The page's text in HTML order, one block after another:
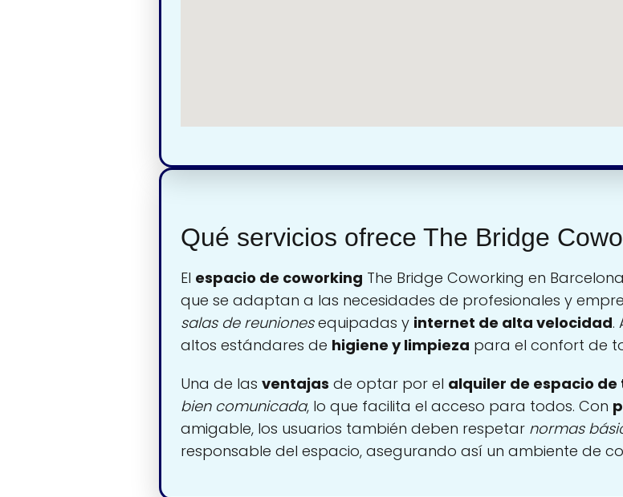
Qué servicios ofrece The Bridge
El espacio de coworking The Bridge Coworking en
que se adaptan a las necesidades de profesionales y
salas de reunionesequipadas y internet de alta velocidad.
altos estándares de higiene y limpieza para el confort de
Una de las ventajas de optar por el alquiler de espacio
bien comunicada, lo que facilita el acceso para todos. Con
amigable, los usuarios también deben respetar normas
responsable del espacio, asegurando así un ambiente de